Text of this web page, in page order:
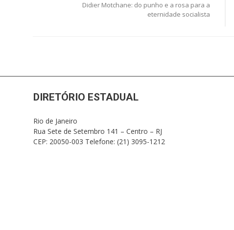
Didier Motchane: do punho e a rosa para a
eternidade socialista
DIRETÓRIO ESTADUAL
Rio de Janeiro
Rua Sete de Setembro 141 – Centro – RJ
CEP: 20050-003 Telefone: (21) 3095-1212